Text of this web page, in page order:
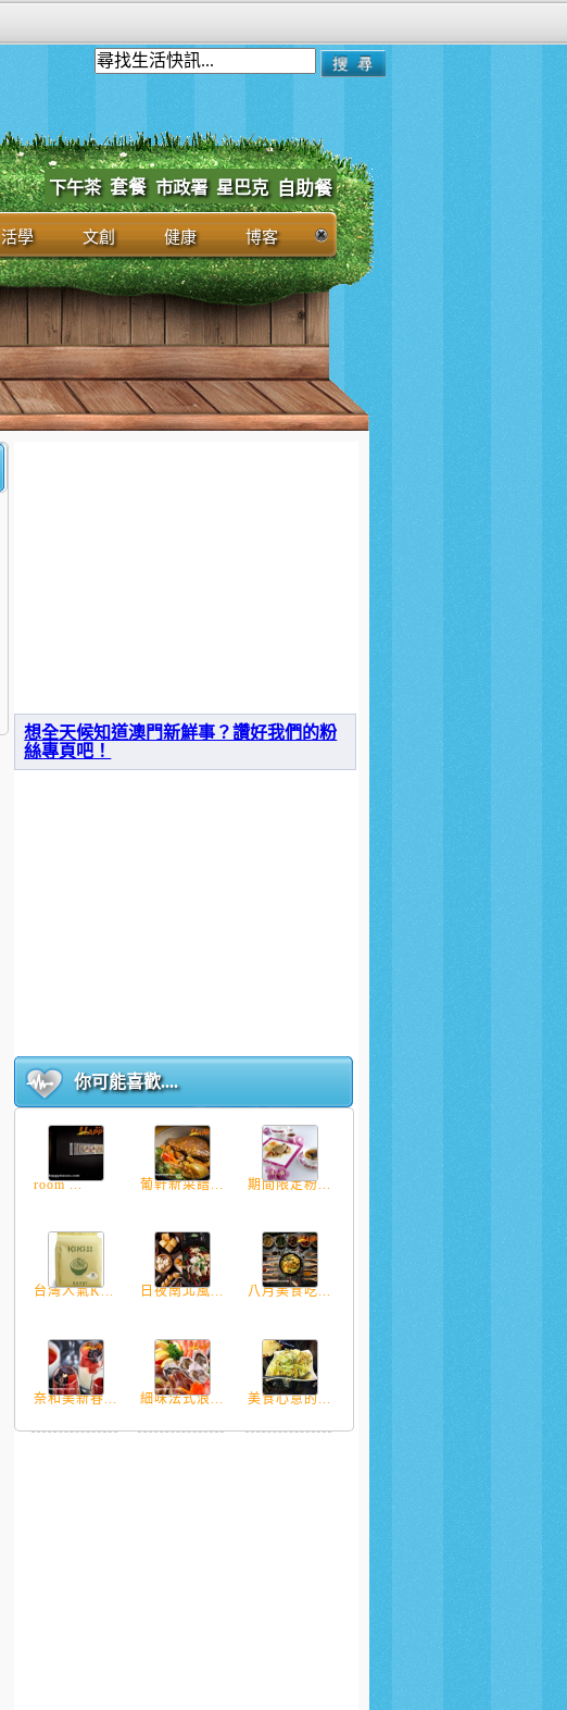
下午茶 套餐 市政署 星巴克 自助餐
活學 文創 健康 博客
想全天候知道澳門新鮮事？讚好我們的粉
絲專頁吧！
你可能喜歡....
room ... 葡軒新菜譜... 期間限定粉...
台灣人氣K... 日夜南北風... 八月美食吃...
奈和美新春... 細味法式浪... 美食心意的...